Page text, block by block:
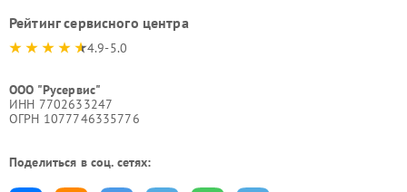
Рейтинг сервисного центра
4.9-5.0
ООО "Русервис"
ИНН 7702633247
ОГРН 1077746335776
Поделиться в соц. сетях: